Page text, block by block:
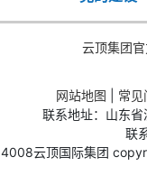
云顶集团
网站地图 常见
联系地址：山东
联
4008云顶国际集团